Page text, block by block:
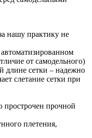
нашу практику не
от самодельного)
длине сетки – надежно
слетание сетки при
прострочен прочной
плетения,